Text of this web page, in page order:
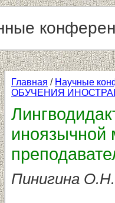
Главная / Научные
ОБУЧЕНИЯ
иноязычной
Пинигина О.Н.